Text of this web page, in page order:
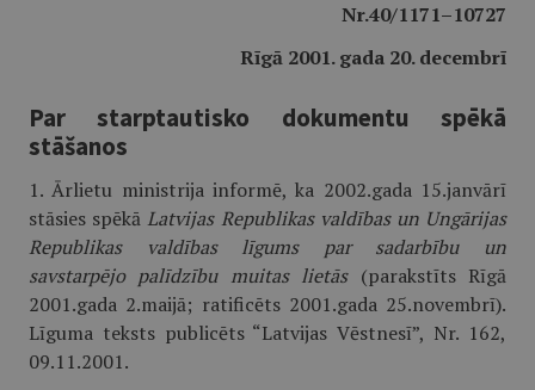
Nr.40/1171–10727
Rīgā 2001. gada 20. decembrī
Par starptautisko dokumentu spēkā
stāšanos
1. Ārlietu ministrija informē, ka 2002.gada 15.janvārī
stāsies spēkāLatvijas Republikas valdības un Ungārijas
Republikas valdības līgums par sadarbību un
savstarpējo palīdzību muitas lietās(parakstīts Rīgā
2001.gada 2.maijā; ratificēts 2001.gada 25.novembrī).
Līguma teksts publicēts “Latvijas Vēstnesī”, Nr. 162,
09.11.2001.